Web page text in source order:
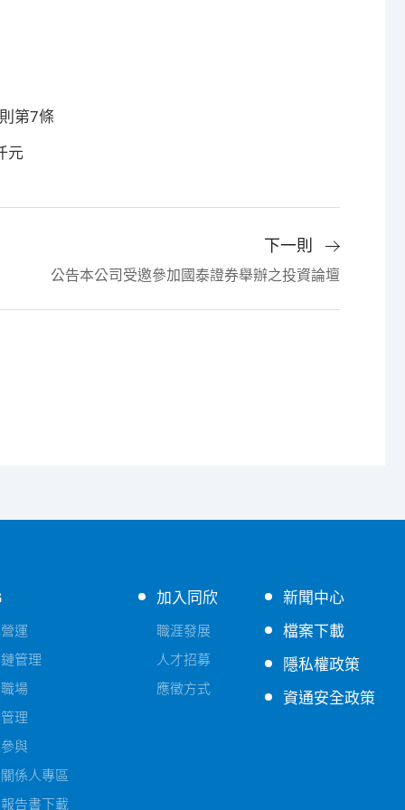
第7條
元
下一則
公告本公司受邀參加國泰證券舉辦之投資論壇
運
管理
場
理
與
係人專區
告書下載
加入同欣
職涯發展
人才招募
應徵方式
新聞中心
檔案下載
隱私權政策
資通安全政策